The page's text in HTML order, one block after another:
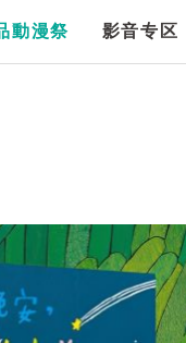
動漫祭 影音专区